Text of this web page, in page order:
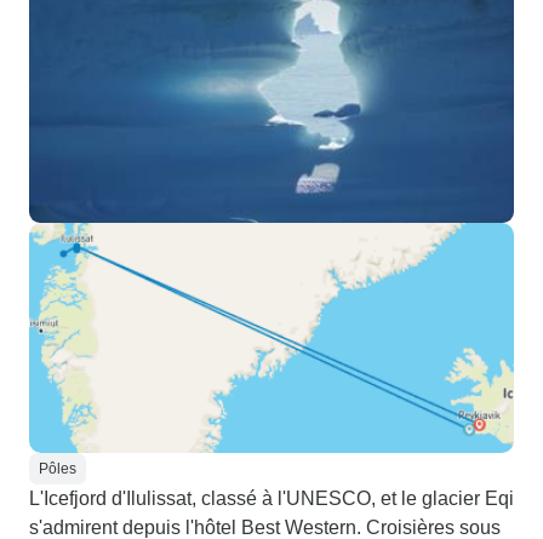
Pôles
L'Icefjord d'Ilulissat, classé à l'UNESCO, et le glacier Eqi
s'admirent depuis l'hôtel Best Western. Croisières sous